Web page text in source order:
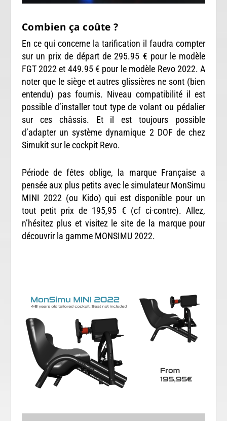
Combien ça coûte ?
En ce qui concerne la tarification il faudra compter
sur un prix de départ de 295.95 € pour le modèle
FGT 2022 et 449.95 € pour le modèle Revo 2022. A
noter que le siège et autres glissières ne sont (bien
entendu) pas fournis. Niveau compatibilité il est
possible d’installer tout type de volant ou pédalier
sur ces châssis. Et il est toujours possible
d’adapter un système dynamique 2 DOF de chez
Simukit sur le cockpit Revo.
Période de fêtes oblige, la marque Française a
pensée aux plus petits avec le simulateur MonSimu
MINI 2022 (ou Kido) qui est disponible pour un
tout petit prix de 195,95 € (cf ci-contre). Allez,
n’hésitez plus et visitez le site de la marque pour
découvrir la gamme MONSIMU 2022.